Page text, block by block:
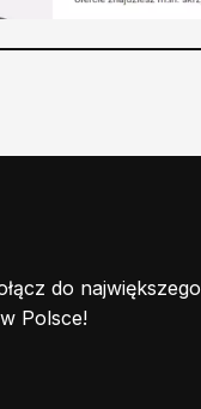
do największego
Polsce!